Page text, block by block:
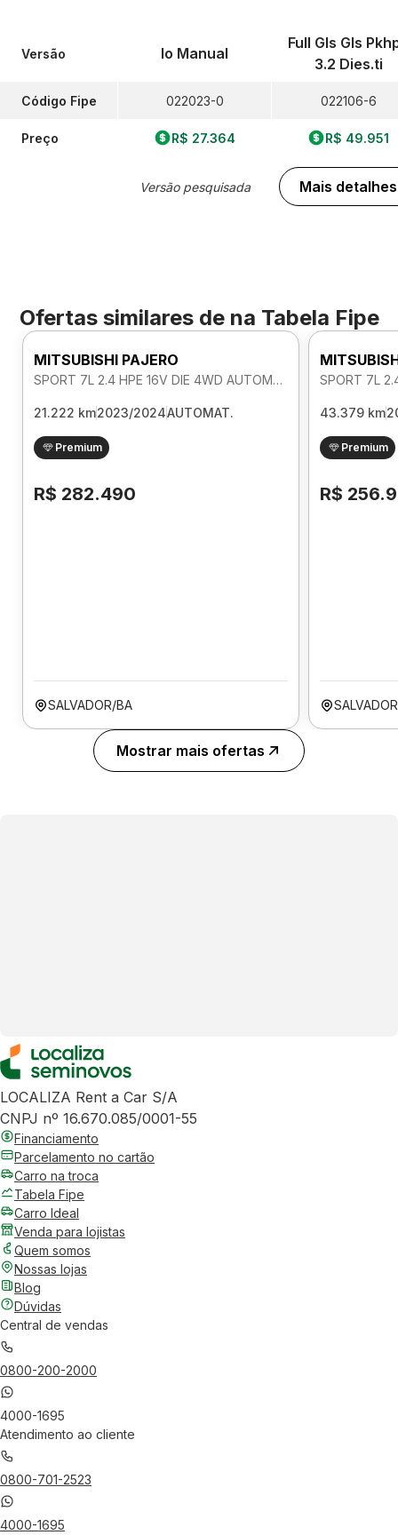
Versão
Código Fipe
Preço
Io Manual
022023-0
R$ 27.364
Versão pesquisada
Full Gls Gls
3.2 Dies.ti
022106-6
R$ 49.951
Mais detalhes
Ofertas similares de na Tabela Fipe
MITSUBISHI PAJERO
SPORT 7L 2.4 HPE 16V DIE 4WD AUTOMATICO
21.222 km2023/2024AUTOMAT.
Premium
R$ 282.490
SALVADOR/BA
43.379 km
Premium
R$
Mostrar mais ofertas
LOCALIZA Rent a Car S/A
CNPJ nº 16.670.085/0001-55
Financiamento
Parcelamento no cartão
Carro na troca
Tabela Fipe
Carro Ideal
Venda para lojistas
Quem somos
Nossas lojas
Blog
Dúvidas
Central de vendas
0800-200-2000
4000-1695
Atendimento ao cliente
0800-701-2523
4000-1695